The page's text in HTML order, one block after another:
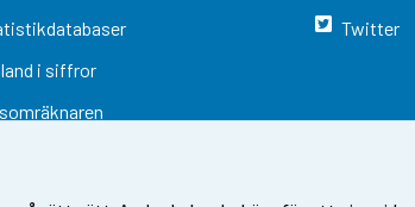
i siffror
Twitter